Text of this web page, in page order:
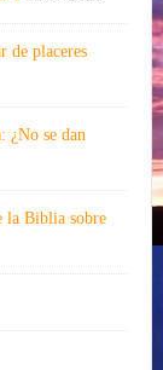
de placeres
¿No se dan
la Biblia sobre